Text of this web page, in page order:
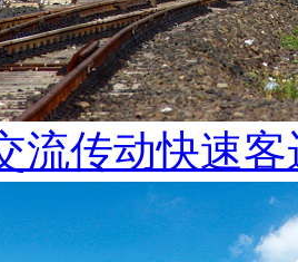
流传动快速